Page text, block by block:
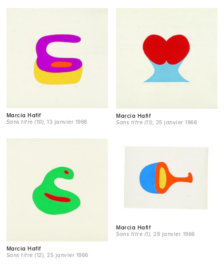
Marcia Hafif
Sans titre (10) , 13 janvier 1966
Marcia Hafif
Sans titre (11), 25 janvier 1966
Marcia Hafif
Sans titre (12) , 25 janvier 1966
Marcia Hafif
Sans titre (1) , 28 janvier 1966